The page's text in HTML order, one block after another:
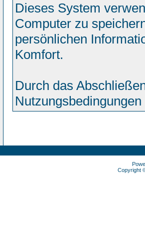
Dieses System
Computer zu
persönlichen
Komfort.
Durch das
Nutzungsbedingungen
Copyright